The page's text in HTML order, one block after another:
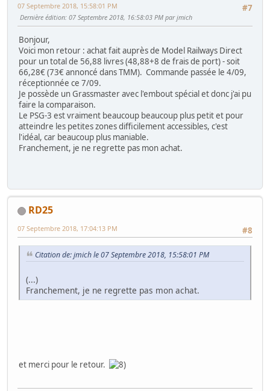
#7
07 Septembre 2018, 15:58:01 PM
Dernière édition: 07 Septembre 2018, 16:58:03 PM par jmich
Bonjour,
Voici mon retour : achat fait auprès de Model Railways Direct
pour un total de 56,88 livres (48,88+8 de frais de port) - soit
66,28€ (73€ annoncé dans TMM). Commande passée le 4/09,
réceptionnée ce 7/09.
Je possède un Grassmaster avec l'embout spécial et donc j'ai pu
faire la comparaison.
Le PSG-3 est vraiment beaucoup beaucoup plus petit et pour
atteindre les petites zones difficilement accessibles, c'est
l'idéal, car beaucoup plus maniable.
Franchement, je ne regrette pas mon achat.
RD25
#8
07 Septembre 2018, 17:04:13 PM
Citation de: jmich le 07 Septembre 2018, 15:58:01 PM
(...)
Franchement, je ne regrette pas mon achat.
et merci pour le retour.